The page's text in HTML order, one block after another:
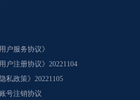
户服务协议》
户注册协议》20221104
私政策》20221105
号注销协议